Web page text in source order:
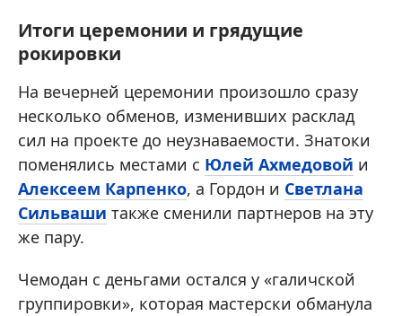
Итоги церемонии и грядущие
рокировки
На вечерней церемонии произошло сразу
несколько обменов, изменивших расклад
сил на проекте до неузнаваемости. Знатоки
поменялись местами с Юлей Ахмедовой и
Алексеем Карпенко, а Гордон и Светлана
Сильваши также сменили партнеров на эту
же пару.
Чемодан с деньгами остался у «галичской
группировки», которая мастерски обманула